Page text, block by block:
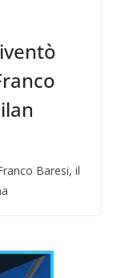
Baresi, il